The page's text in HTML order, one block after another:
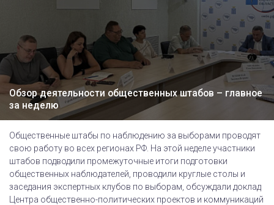
Обзор деятельности общественных штабов – главное
за неделю
Общественные штабы по наблюдению за выборами проводят
свою работу во всех регионах РФ. На этой неделе участники
штабов подводили промежуточные итоги подготовки
общественных наблюдателей, проводили круглые столы и
заседания экспертных клубов по выборам, обсуждали доклад
Центра общественно-политических проектов и коммуникаций